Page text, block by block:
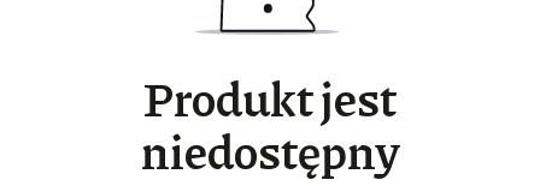
Produkt jest
niedostępny